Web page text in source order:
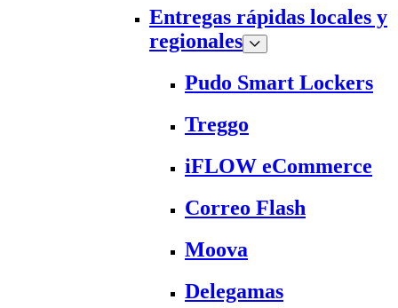
Entregas rápidas locales y
regionales
Pudo Smart Lockers
Treggo
iFLOW eCommerce
Correo Flash
Moova
Delegamas